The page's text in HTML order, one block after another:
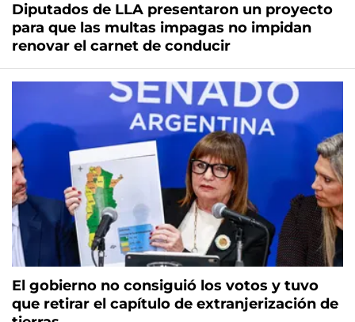
Diputados de LLA presentaron un proyecto
para que las multas impagas no impidan
renovar el carnet de conducir
El gobierno no consiguió los votos y tuvo
que retirar el capítulo de extranjerización de